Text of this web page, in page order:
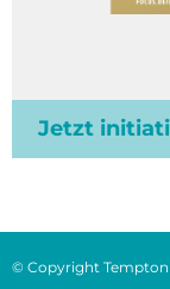
Jetzt
© Copyright